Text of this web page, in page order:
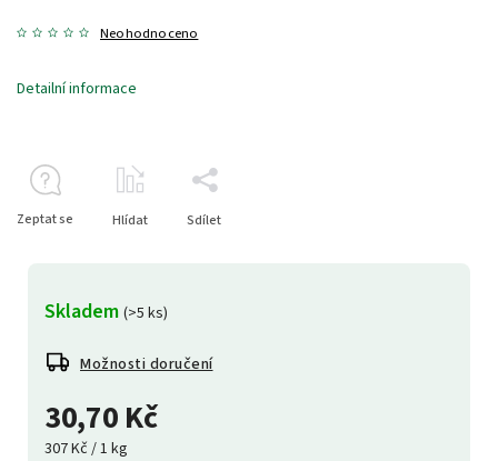
Neohodnoceno
30,70 Kč
307 Kč / 1 kg
Skladem (>5 ks)
Možnosti doručení
Detailní informace
Zeptat se Hlídat Sdílet